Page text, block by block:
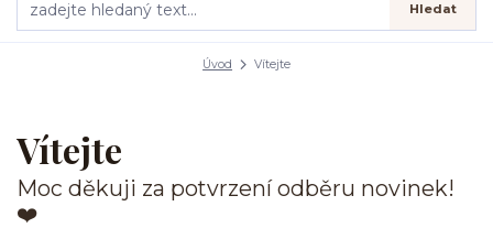
Hledat
Úvod Vítejte
Vítejte
Moc děkuji za potvrzení odběru novinek!
❤️